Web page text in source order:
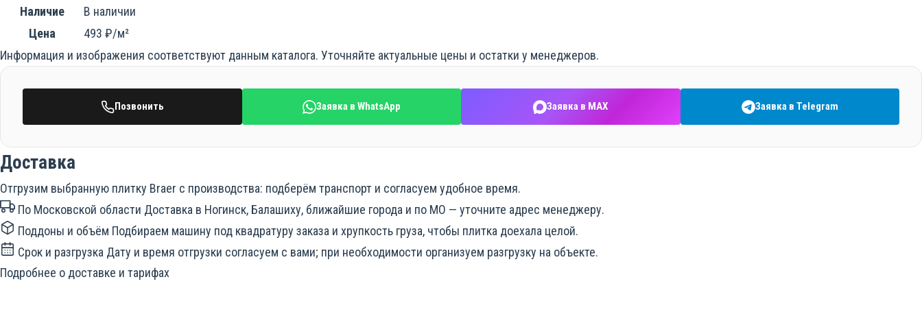
Наличие
В наличии
Цена
493 ₽/м²
Информация и изображения соответствуют данным каталога. Уточняйте актуальные цены и остатки у менеджеров.
Позвонить Заявка в WhatsApp Заявка в MAX Заявка в Telegram
Доставка
Отгрузим выбранную плитку Braer с производства: подберём транспорт и согласуем удобное время.
По Московской области Доставка в Ногинск, Балашиху, ближайшие города и по МО — уточните адрес менеджеру.
Поддоны и объём Подбираем машину под квадратуру заказа и хрупкость груза, чтобы плитка доехала целой.
Срок и разгрузка Дату и время отгрузки согласуем с вами; при необходимости организуем разгрузку на объекте.
Подробнее о доставке и тарифах